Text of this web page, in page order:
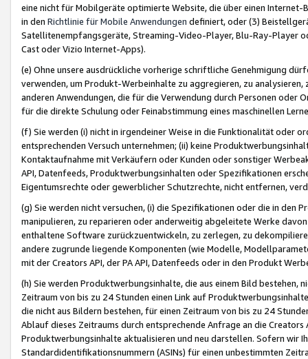
eine nicht für Mobilgeräte optimierte Website, die über einen
in den Richtlinie für Mobile Anwendungen definiert, oder (3)
Satellitenempfangsgeräte, Streaming-Video-Player, Blu-Ray-Player
Cast oder Vizio Internet-Apps).
(e) Ohne unsere ausdrückliche vorherige schriftliche Genehmigung
verwenden, um Produkt-Werbeinhalte zu aggregieren, zu
anderen Anwendungen, die für die Verwendung durch Personen
für die direkte Schulung oder Feinabstimmung eines maschinellen
(f) Sie werden (i) nicht in irgendeiner Weise in die Funktionalität oder
entsprechenden Versuch unternehmen; (ii) keine
Kontaktaufnahme mit Verkäufern oder Kunden oder sonstiger
API, Datenfeeds, Produktwerbungsinhalten oder Spezifikationen
Eigentumsrechte oder gewerblicher Schutzrechte, nicht entfernen,
(g) Sie werden nicht versuchen, (i) die Spezifikationen oder die in
manipulieren, zu reparieren oder anderweitig abgeleitete Werke
enthaltene Software zurückzuentwickeln, zu zerlegen, zu
andere zugrunde liegende Komponenten (wie Modelle,
mit der Creators API, der PA API, Datenfeeds oder in den Produkt
(h) Sie werden Produktwerbungsinhalte, die aus einem Bild bestehen,
Zeitraum von bis zu 24 Stunden einen Link auf
die nicht aus Bildern bestehen, für einen Zeitraum von bis zu 24
Ablauf dieses Zeitraums durch entsprechende Anfrage an die
Produktwerbungsinhalte aktualisieren und neu darstellen. Sofern wir
Standardidentifikationsnummern (ASINs) für einen unbestimmten